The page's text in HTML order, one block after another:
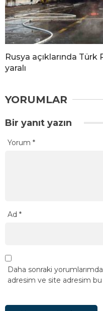
Rusya açıklarında Türk
yaralı
YORUMLAR
Bir yanıt yazın
Yorum *
Ad *
Daha sonraki
adresim ve site adresim bu